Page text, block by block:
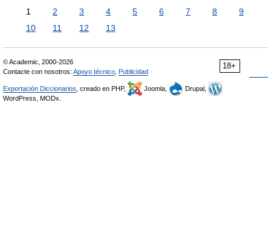
1 2 3 4 5 6 7 8
9
10
11 12 13
18+
© Academic, 2000-2026
Contacte con nosotros: Apoyo técnico Publicidad
Exportación Diccionarios , creado en PHP, Joomla,
Drupal,
WordPress, MODx.